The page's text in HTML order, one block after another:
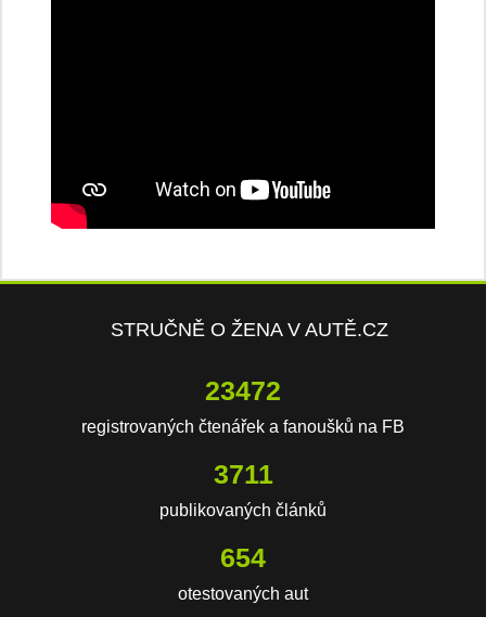
STRUČNĚ O ŽENA V AUTĚ.CZ
23472
registrovaných čtenářek a fanoušků na FB
3711
publikovaných článků
654
otestovaných aut